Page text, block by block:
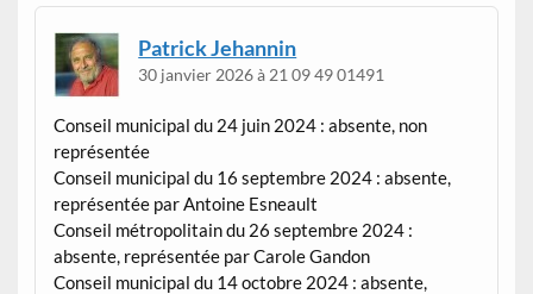
Patrick Jehannin
30 janvier 2026 à 21 09 49 01491
Conseil municipal du 24 juin 2024 : absente, non
représentée
Conseil municipal du 16 septembre 2024 : absente,
représentée par Antoine Esneault
Conseil métropolitain du 26 septembre 2024 :
absente, représentée par Carole Gandon
Conseil municipal du 14 octobre 2024 : absente,